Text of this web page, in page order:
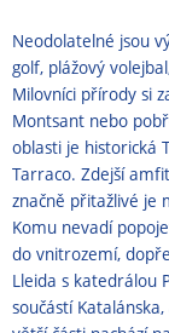
Neodolatelné jsou
golf, plážový
Milovníci přírody si
Montsant nebo
oblasti je historická
Tarraco. Zdejší
značně při­tažlivé je
Komu nevadí
do vnitrozemí,
Lleida s katedrálou
součástí